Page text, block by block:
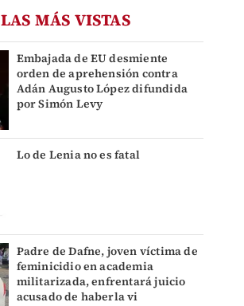
LAS MÁS VISTAS
Embajada de EU desmiente
orden de aprehensión contra
Adán Augusto López difundida
por Simón Levy
Lo de Lenia no es fatal
Padre de Dafne, joven víctima de
feminicidio en academia
militarizada, enfrentará juicio
acusado de haberla vi